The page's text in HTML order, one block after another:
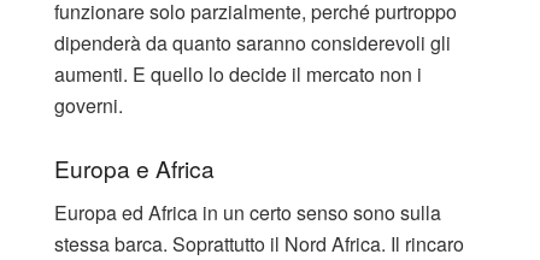
funzionare solo parzialmente, perché purtroppo
dipenderà da quanto saranno considerevoli gli
aumenti. E quello lo decide il mercato non i
governi.
Europa e Africa
Europa ed Africa in un certo senso sono sulla
stessa barca. Soprattutto il Nord Africa. Il rincaro